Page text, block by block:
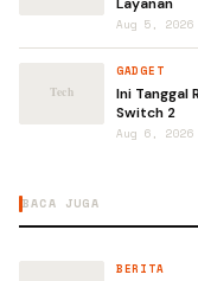
Aug 5, 2026
GADGET
Ini Tanggal
Switch 2
Aug 6, 2026
BACA JUGA
BERITA